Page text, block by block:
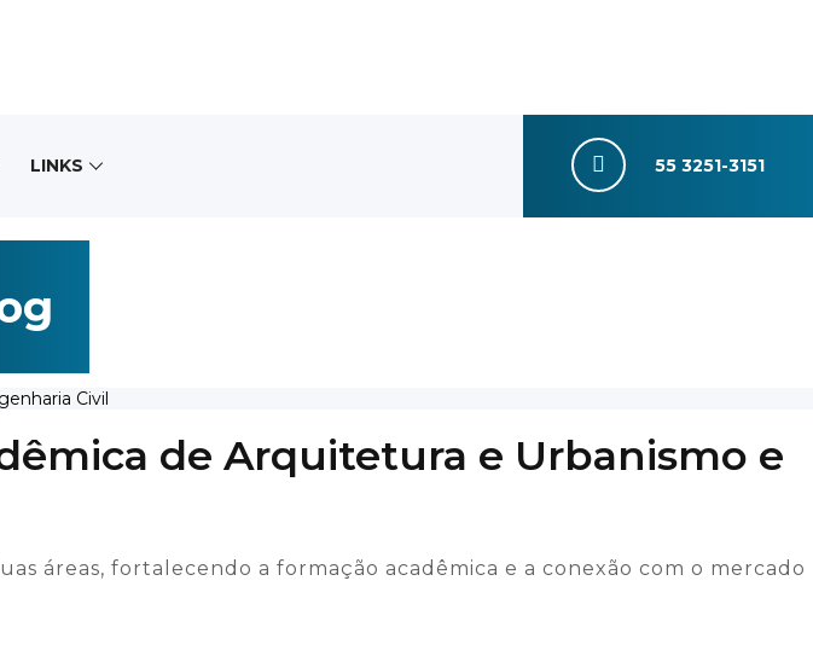
LINKS 55 3251-3151
Civil
de Arquitetura e Urbanismo e
áreas, fortalecendo a formação acadêmica e a conexão com o mercado